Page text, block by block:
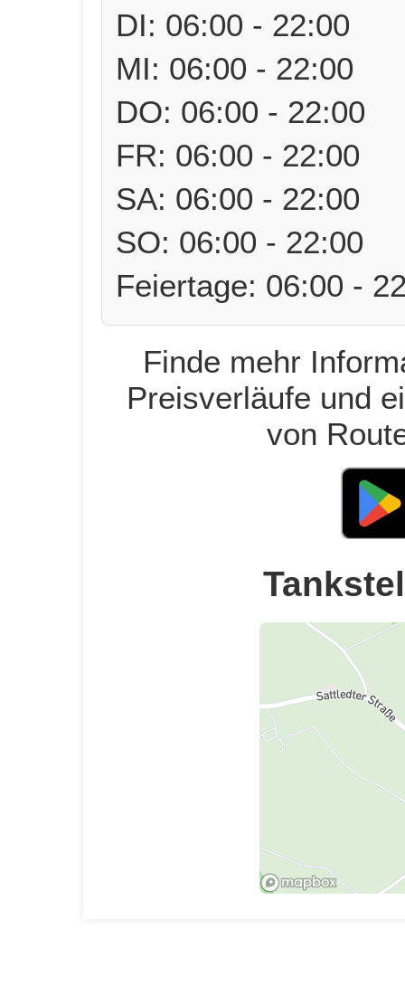
DI: 06:00 - 22:00
MI: 06:00 - 22:00
DO: 06:00 - 22:00
FR: 06:00 - 22:00
SA: 06:00 - 22:00
SO: 06:00 - 22:00
Feiertage: 06:00 -
Finde mehr
Preisverläufe und
von